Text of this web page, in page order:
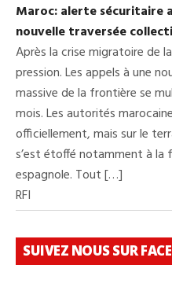
Maroc: alerte sécuritaire
nouvelle traversée
Après la crise migratoire de
pression. Les appels à une
massive de la frontière se
mois. Les autorités
officiellement, mais sur le
s’est étoffé notamment à la
espagnole. Tout […]
RFI
SUIVEZ NOUS SUR